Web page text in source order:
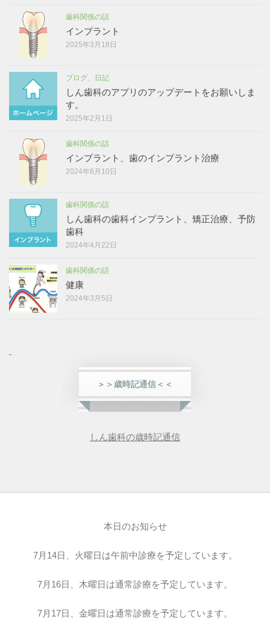
歯科関係の話
インプラント
2025年3月18日
ブログ、日記
しん歯科のアプリのアップデートをお願いしま
す。
2025年2月1日
歯科関係の話
インプラント、歯のインプラント治療
2024年6月10日
歯科関係の話
しん歯科の歯科インプラント、矯正治療、予防
歯科
2024年4月22日
歯科関係の話
健康
2024年3月5日
＞＞歳時記通信＜＜
しん歯科の歳時記通信
本日のお知らせ
7月14日、火曜日は午前中診療を予定しています。
7月16日、木曜日は通常診療を予定しています。
7月17日、金曜日は通常診療を予定しています。